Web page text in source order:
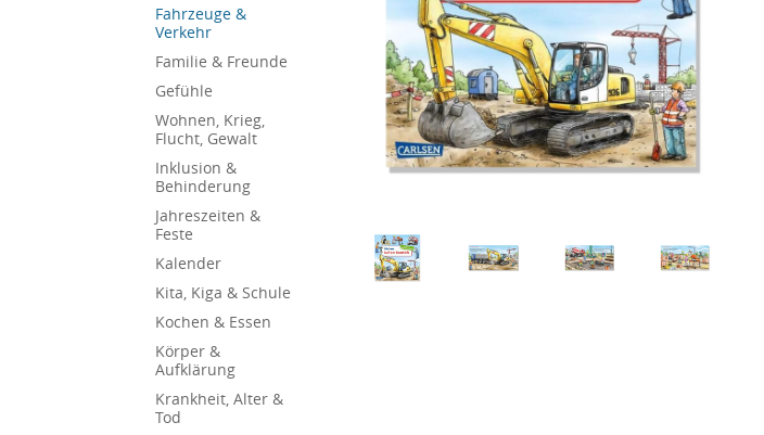
Fahrzeuge &
Verkehr
Familie & Freunde
Gefühle
Wohnen, Krieg,
Flucht, Gewalt
Inklusion &
Behinderung
Jahreszeiten &
Feste
Kalender
Kita, Kiga & Schule
Kochen & Essen
Körper &
Aufklärung
Krankheit, Alter &
Tod